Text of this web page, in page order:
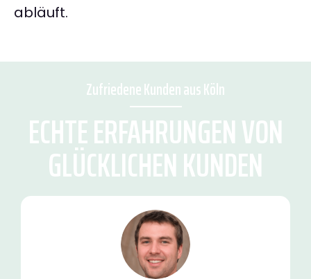
abläuft.
Zufriedene Kunden aus Köln
ECHTE ERFAHRUNGEN VON
GLÜCKLICHEN KUNDEN